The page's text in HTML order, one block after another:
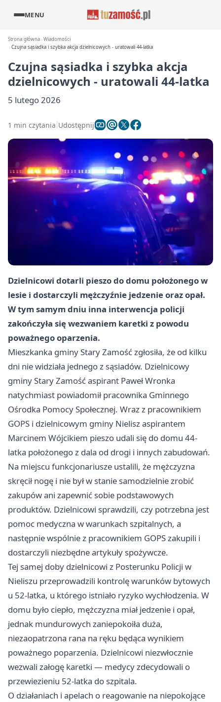
MENU
Strona główna Wiadomości
Czujna sąsiadka i szybka akcja dzielnicowych - uratowali 44-latka
Czujna sąsiadka i szybka akcja
dzielnicowych - uratowali 44-latka
5 lutego 2026
1 min czytania Udostępnij
Dzielnicowi dotarli pieszo do domu położonego w
lesie i dostarczyli mężczyźnie jedzenie oraz opał.
W tym samym dniu inna interwencja policji
zakończyła się wezwaniem karetki z powodu
poważnego oparzenia.
Mieszkanka gminy Stary Zamość zgłosiła, że od kilku
dni nie widziała jednego z sąsiadów. Dzielnicowy
gminy Stary Zamość aspirant Paweł Wronka
natychmiast powiadomił pracownika Gminnego
Ośrodka Pomocy Społecznej. Wraz z pracownikiem
GOPS i dzielnicowym gminy Nielisz aspirantem
Marcinem Wójcikiem pieszo udali się do domu 44-
latka położonego z dala od drogi i innych zabudowań.
Na miejscu funkcjonariusze ustalili, że mężczyzna
skręcił nogę i nie był w stanie samodzielnie zrobić
zakupów ani zapewnić sobie podstawowych
produktów. Dzielnicowi sprawdzili, czy potrzebna jest
pomoc medyczna w warunkach szpitalnych, a
następnie wspólnie z pracownikiem GOPS zakupili i
dostarczyli niezbędne artykuły spożywcze.
Tej samej doby dzielnicowi z Posterunku Policji w
Nieliszu przeprowadzili kontrolę warunków bytowych
u 52-latka, u którego istniało ryzyko wychłodzenia. W
domu było ciepło, mężczyzna miał jedzenie i opał,
jednak mundurowych zaniepokoiła duża,
niezaopatrzona rana na ręku będąca wynikiem
poważnego poparzenia. Dzielnicowi niezwłocznie
wezwali załogę karetki — medycy zdecydowali o
przewiezieniu 52-latka do szpitala.
O działaniach i apelach o reagowanie na niepokojące